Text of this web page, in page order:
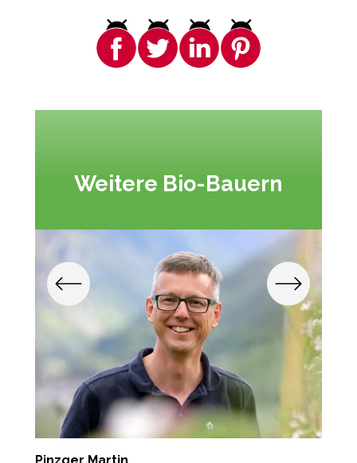
Weitere Bio-Bauern